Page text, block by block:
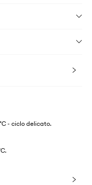
- ciclo delicato.